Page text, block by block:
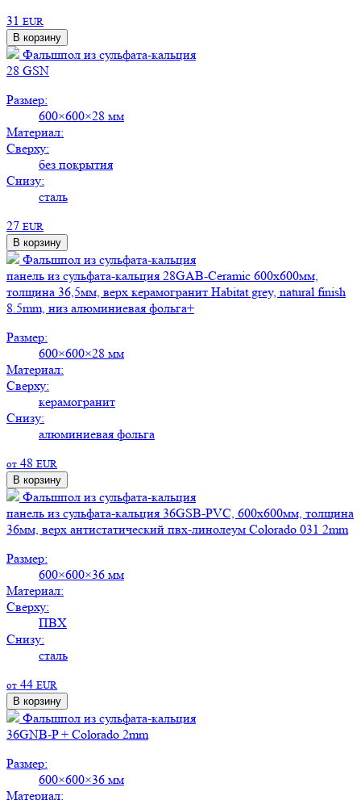
31 EUR
В корзину
Фальшпол из сульфата-кальция
28 GSN
Размер:
600×600×28 мм
Материал:
Сверху:
без покрытия
Снизу:
сталь
27 EUR
В корзину
Фальшпол из сульфата-кальция
панель из сульфата-кальция 28GАB-Ceramic 600х600мм,
толщина 36,5мм, верх керамогранит Habitat grey, natural finish
8.5mm, низ алюминиевая фольга+
Размер:
600×600×28 мм
Материал:
Сверху:
керамогранит
Снизу:
алюминиевая фольга
от 48 EUR
В корзину
Фальшпол из сульфата-кальция
панель из сульфата-кальция 36GSB-PVC, 600х600мм, толщина
36мм, верх антистатический пвх-линолеум Colorado 031 2mm
Размер:
600×600×36 мм
Материал:
Сверху:
ПВХ
Снизу:
сталь
от 44 EUR
В корзину
Фальшпол из сульфата-кальция
36GNB-P + Colorado 2mm
Размер:
600×600×36 мм
Материал: